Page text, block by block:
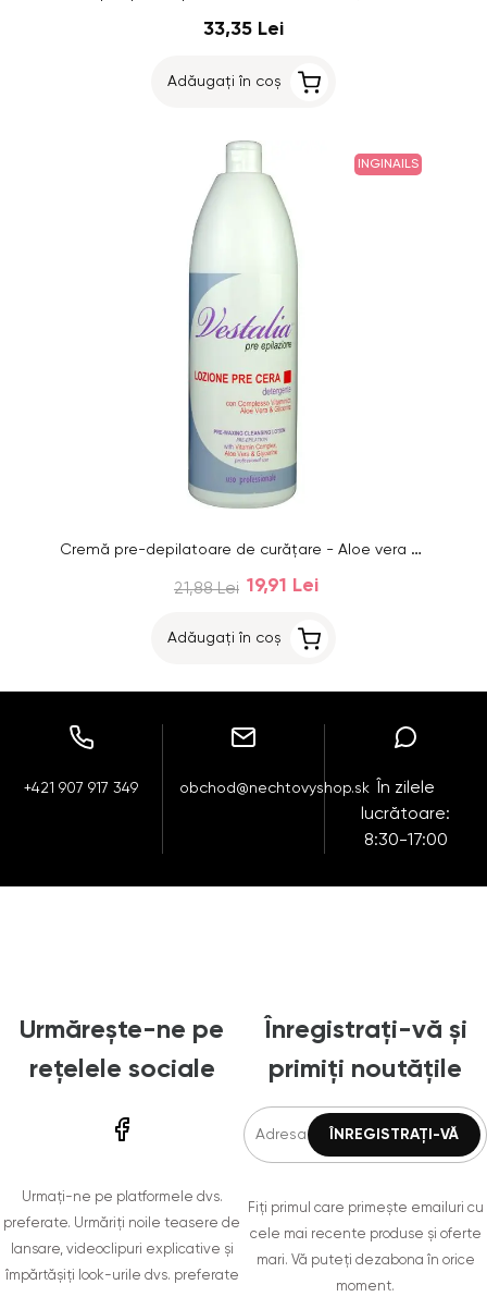
33,35 Lei
Adăugați în coș
INGINAILS
Cremă pre-depilatoare de curățare - Aloe vera și vitamine, 500ml
21,88 Lei 19,91 Lei
Adăugați în coș
+421 907 917 349 obchod@nechtovyshop.sk
În zilele
lucrătoare:
8:30-17:00
Urmărește-ne pe
rețelele sociale
Urmați-ne pe platformele dvs.
preferate. Urmăriți noile teasere de
lansare, videoclipuri explicative și
împărtășiți look-urile dvs. preferate
Înregistrați-vă și
primiți noutățile
Fiți primul care primește emailuri cu
cele mai recente produse și oferte
mari. Vă puteți dezabona în orice
moment.